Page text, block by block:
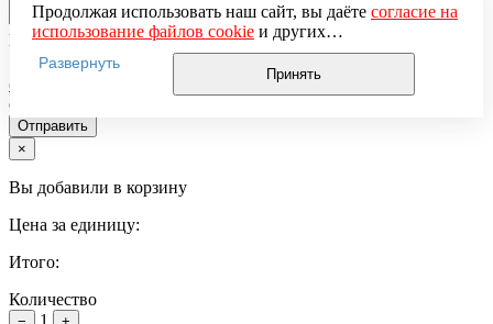
Понравившаяся модель
Нажимая кнопку «Отправить», вы даёте
обработку персональных данных
и подтверждаете
ознакомление с
Продолжая использовать наш сайт, вы даёте согласие на
использование файлов cookieи других
пользовательских данных (включая IP-адрес, сведения о
местоположении, устройстве, действиях на сайте и т. п.)
для функционирования сайта, проведения
использования систем аналитики (например,
Если вы не хотите, чтобы ваши данные обрабатывались,
Развернуть
Принять
×
Вы добавили в корзину
Цена за единицу:
Итого:
Количество
1